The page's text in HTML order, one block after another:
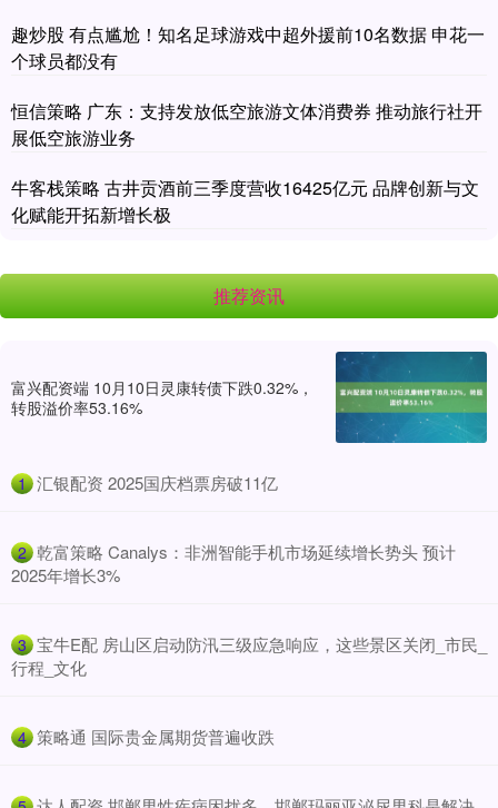
趣炒股 有点尴尬！知名足球游戏中超外援前10名数据 申花一
个球员都没有
恒信策略 广东：支持发放低空旅游文体消费券 推动旅行社开
展低空旅游业务
牛客栈策略 古井贡酒前三季度营收16425亿元 品牌创新与文
化赋能开拓新增长极
推荐资讯
富兴配资端 10月10日灵康转债下跌0.32%，
转股溢价率53.16%
1 ​汇银配资 2025国庆档票房破11亿
2 ​乾富策略 Canalys：非洲智能手机市场延续增长势头 预计
2025年增长3%
3 ​宝牛E配 房山区启动防汛三级应急响应，这些景区关闭_市民_
行程_文化
4 ​策略通 国际贵金属期货普遍收跌